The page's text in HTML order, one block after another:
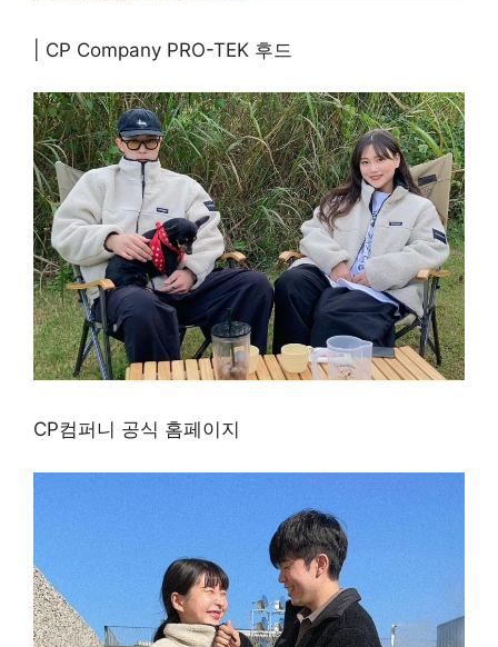
| CP Company PRO-TEK 후드
CP컴퍼니 공식 홈페이지